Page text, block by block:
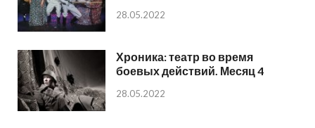
28.05.2022
Хроника: театр во время
боевых действий. Месяц 4
28.05.2022